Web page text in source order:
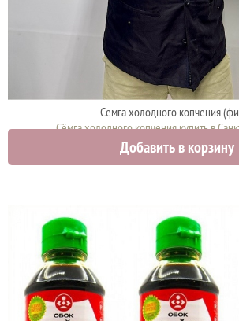
Семга холодного копчения
Сёмга холодного копчения купить в
2300 руб.
Добавить в корзину